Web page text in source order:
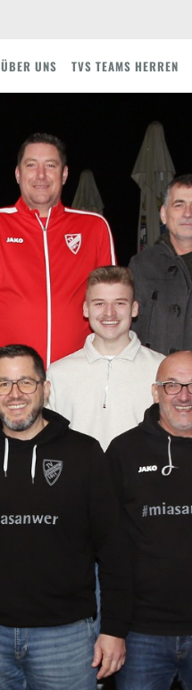
ÜBER UNS TVS TEAMS HERREN